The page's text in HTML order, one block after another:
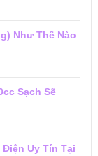
Như Thế Nào
Sạch Sẽ
Điện Uy Tín Tại